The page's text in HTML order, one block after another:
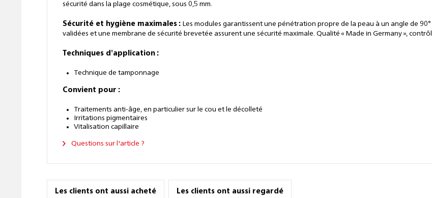
sécurité dans la plage cosmétique, sous 0,5 mm.
Sécurité et hygiène maximales : Les modules garantissent une pénétration propre de la peau à un angle de
validées et une membrane de sécurité brevetée assurent une sécurité maximale. Qualité « Made in Germany »,
Techniques d'application :
Technique de tamponnage
Convient pour :
Traitements anti-âge, en particulier sur le cou et le décolleté
Irritations pigmentaires
Vitalisation capillaire
Questions sur l'article ?
Les clients ont aussi acheté Les clients ont aussi regardé